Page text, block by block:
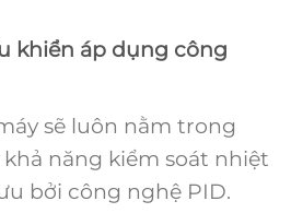
khiển áp dụng công
sẽ luôn nằm trong
năng kiểm soát nhiệt
bởi công nghệ PID.